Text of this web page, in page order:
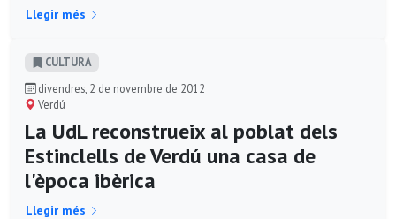
Llegir més
CULTURA
divendres, 2 de novembre de 2012
Verdú
La UdL reconstrueix al poblat dels
Estinclells de Verdú una casa de
l'època ibèrica
Llegir més